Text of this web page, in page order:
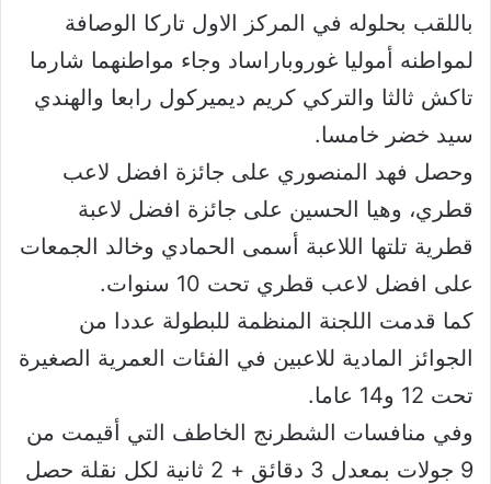
باللقب بحلوله في المركز الاول تاركا الوصافة
لمواطنه أموليا غوروباراساد وجاء مواطنهما شارما
تاكش ثالثا والتركي كريم ديميركول رابعا والهندي
سيد خضر خامسا.
وحصل فهد المنصوري على جائزة افضل لاعب
قطري، وهيا الحسين على جائزة افضل لاعبة
قطرية تلتها اللاعبة أسمى الحمادي وخالد الجمعات
على افضل لاعب قطري تحت 10 سنوات.
كما قدمت اللجنة المنظمة للبطولة عددا من
الجوائز المادية للاعبين في الفئات العمرية الصغيرة
تحت 12 و14 عاما.
وفي منافسات الشطرنج الخاطف التي أقيمت من
9 جولات بمعدل 3 دقائق + 2 ثانية لكل نقلة حصل